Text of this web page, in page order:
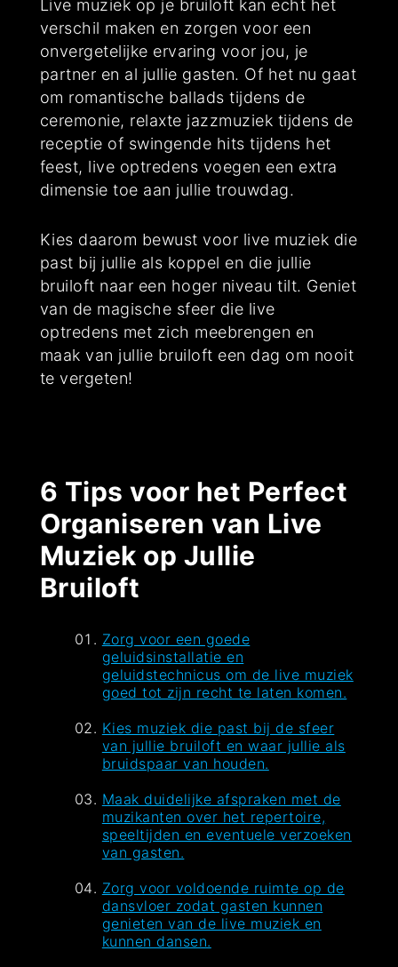
Live muziek op je bruiloft kan echt het
verschil maken en zorgen voor een
onvergetelijke ervaring voor jou, je
partner en al jullie gasten. Of het nu gaat
om romantische ballads tijdens de
ceremonie, relaxte jazzmuziek tijdens de
receptie of swingende hits tijdens het
feest, live optredens voegen een extra
dimensie toe aan jullie trouwdag.
Kies daarom bewust voor live muziek die
past bij jullie als koppel en die jullie
bruiloft naar een hoger niveau tilt. Geniet
van de magische sfeer die live
optredens met zich meebrengen en
maak van jullie bruiloft een dag om nooit
te vergeten!
6 Tips voor het Perfect
Organiseren van Live
Muziek op Jullie
Bruiloft
Zorg voor een goede
geluidsinstallatie en
geluidstechnicus om de live muziek
goed tot zijn recht te laten komen.
Kies muziek die past bij de sfeer
van jullie bruiloft en waar jullie als
bruidspaar van houden.
Maak duidelijke afspraken met de
muzikanten over het repertoire,
speeltijden en eventuele verzoeken
van gasten.
Zorg voor voldoende ruimte op de
dansvloer zodat gasten kunnen
genieten van de live muziek en
kunnen dansen.